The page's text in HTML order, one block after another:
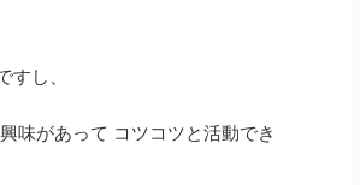
すし、
味があって コツコツと活動でき